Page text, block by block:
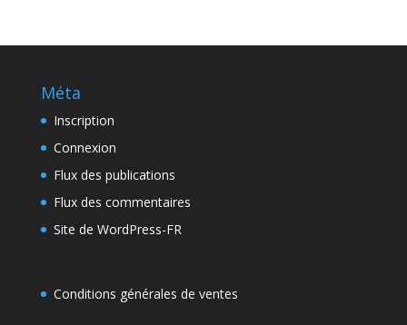
Méta
Inscription
Connexion
Flux des publications
Flux des commentaires
Site de WordPress-FR
Conditions générales de ventes